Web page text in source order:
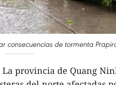
consecuencias de tormenta
provincia de Quang